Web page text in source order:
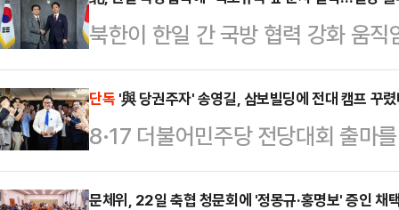
간직해 온 개혁적이면서 선진적인
인은 "선호투표제를 흔들지 말라"
처음으로 도입한 것은 2002년 대
리 민주당의 자랑스러운 역사인 '노
민주당은 '국민 참…
북한이 한일 간 국방 협력 강화 움
적수국들의 무분별한 군사적 결탁
망동"이라고 밝혔다.강철수 북한
망을 자초하는 위험천만한 군사적
최근 한일 국방장관 회담, 일본 자
단독 '與 당권주자' 송영길, 삼보빌딩에 전대 캠프 꾸
8·17 더불어민주당 전당대회 출마
빌딩에 선거캠프를 마련하고 본격
문체위, 22일 축협 청문회에 '정몽규·홍명보' 증인 채